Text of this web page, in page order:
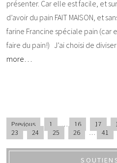
présenter. Car elle est facile, et
d’avoir du pain FAIT MAISON, et
farine Francine spéciale pain (car
faire du pain!) J’ai choisi de
more…
Previous 1 … 16 17
23
24 25 26 … 41